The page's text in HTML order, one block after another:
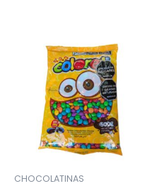
CHOCOLATINAS